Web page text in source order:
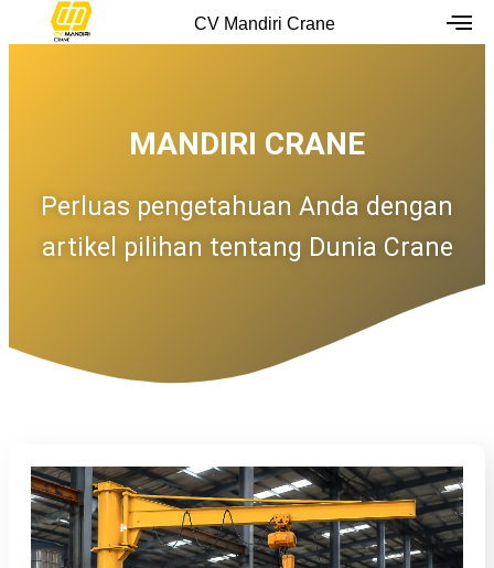
CV Mandiri Crane
MANDIRI CRANE
Perluas pengetahuan Anda dengan
artikel pilihan tentang Dunia Crane